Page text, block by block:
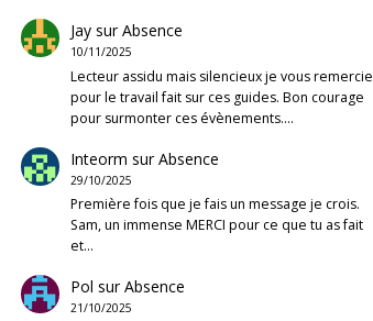
Jay surAbsence
10/11/2025
Lecteur assidu mais silencieux je vous remercie
pour le travail fait sur ces guides. Bon courage
pour surmonter ces évènements.…
Inteorm surAbsence
29/10/2025
Première fois que je fais un message je crois.
Sam, un immense MERCI pour ce que tu as fait
et…
Pol surAbsence
21/10/2025